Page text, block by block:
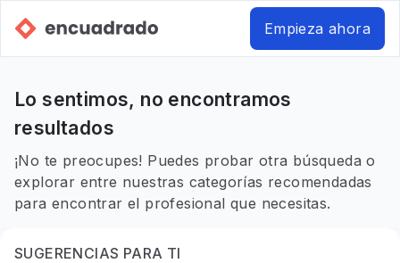
Empieza ahora
Lo sentimos, no encontramos
resultados
¡No te preocupes! Puedes probar otra búsqueda o
explorar entre nuestras categorías recomendadas
para encontrar el profesional que necesitas.
SUGERENCIAS PARA TI